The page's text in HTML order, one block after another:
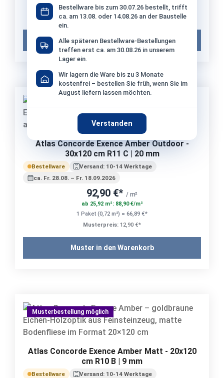
Bestellware bis zum 30.07.26 bestellt, trifft
ca. am 13.08. oder 14.08.26 an der Baustelle
ein.
Alle späteren Bestellware-Bestellungen
treffen erst ca. am 30.08.26 in unserem
Lager ein.
Wir lagern die Ware bis zu 3 Monate
kostenfrei – bestellen Sie früh, wenn Sie im
August liefern lassen möchten.
Verstanden
1 Paket (1,11 m²) = 74,26 €*
Musterpreis: 12,90 €*
Muster in den Warenkorb
Atlas Concorde Exence Amber Outdoor -
30x120 cm R11 C | 20 mm
Bestellware
Versand: 10-14 Werktage
ca. Fr. 28.08. – Fr. 18.09.2026
92,90 €* / m²
ab 25,92 m²: 88,90 €/m²
1 Paket (0,72 m²) = 66,89 €*
Musterpreis: 12,90 €*
Muster in den Warenkorb
Musterbestellung möglich
Atlas Concorde Exence Amber Matt - 20x120
cm R10 B | 9 mm
Bestellware
Versand: 10-14 Werktage